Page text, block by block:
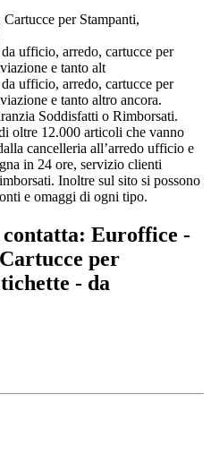
ufficio, arredo, cartucce per
e tanto alt
ufficio, arredo, cartucce per
e tanto altro ancora.
Soddisfatti o Rimborsati.
oltre 12.000 articoli che vanno
cancelleria all’arredo ufficio e
in 24 ore, servizio clienti
Inoltre sul sito si possono
e omaggi di ogni tipo.
Euroffice -
per
- da